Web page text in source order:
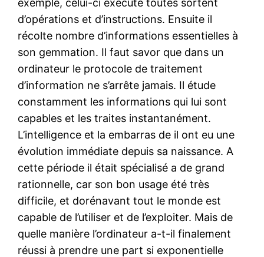
exemple, celui-ci exécute toutes sortent
d’opérations et d’instructions. Ensuite il
récolte nombre d’informations essentielles à
son gemmation. Il faut savor que dans un
ordinateur le protocole de traitement
d’information ne s’arrête jamais. Il étude
constamment les informations qui lui sont
capables et les traites instantanément.
L’intelligence et la embarras de il ont eu une
évolution immédiate depuis sa naissance. A
cette période il était spécialisé a de grand
rationnelle, car son bon usage été très
difficile, et dorénavant tout le monde est
capable de l’utiliser et de l’exploiter. Mais de
quelle manière l’ordinateur a-t-il finalement
réussi à prendre une part si exponentielle